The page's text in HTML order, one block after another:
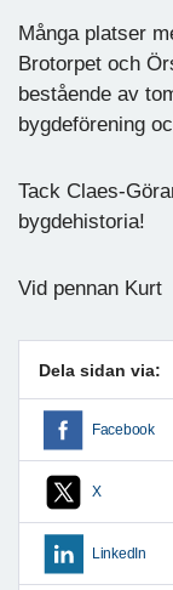
Många platser
Brotorpet och
bestående av
bygdeförening
Tack Claes-
bygdehistoria!
Vid pennan Kurt
Dela sidan via:
Facebook
X
LinkedIn